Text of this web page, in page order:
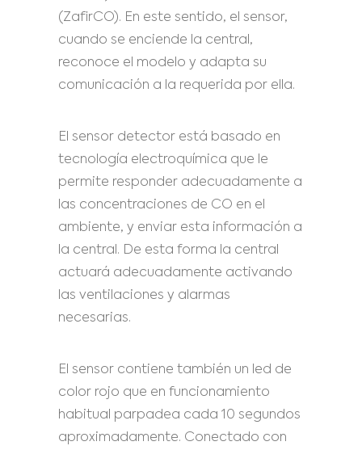
(ZafirCO). En este sentido, el sensor,
cuando se enciende la central,
reconoce el modelo y adapta su
comunicación a la requerida por ella.
El sensor detector está basado en
tecnología electroquímica que le
permite responder adecuadamente a
las concentraciones de CO en el
ambiente, y enviar esta información a
la central. De esta forma la central
actuará adecuadamente activando
las ventilaciones y alarmas
necesarias.
El sensor contiene también un led de
color rojo que en funcionamiento
habitual parpadea cada 10 segundos
aproximadamente. Conectado con